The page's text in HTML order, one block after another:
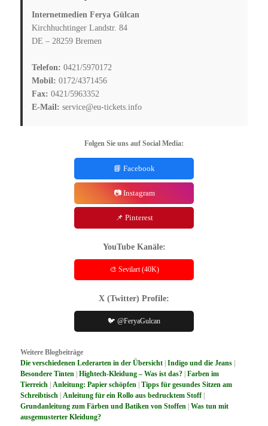
Internetmedien Ferya Gülcan
Kirchhuchtinger Landstr. 84
DE – 28259 Bremen
Telefon: 0421/5970172
Mobil: 0172/4371456
Fax: 0421/5963352
E-Mail: service@eu-tickets.info
Folgen Sie uns auf Social Media:
📘 Facebook
📷 Instagram
📌 Pinterest
YouTube Kanäle:
🎨 Sevilart (40K)
X (Twitter) Profile:
🐦 @FeryaGulcan
Weitere Blogbeiträge
Die verschiedenen Lederarten in der Übersicht |Indigo und die Jeans |
Besondere Tinten |Hightech-Kleidung – Was ist das? |Farben im
Tierreich | Anleitung: Papier schöpfen |Tipps für gesundes Sitzen am
Schreibtisch | Anleitung für ein Rollo aus bedrucktem Stoff|
Grundanleitung zum Färben und Batiken von Stoffen |Was tun mit
ausgemusterter Kleidung?